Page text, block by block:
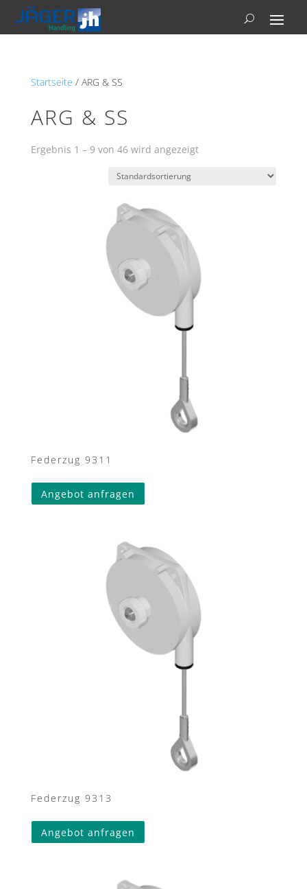
Startseite / ARG & SS
ARG & SS
Ergebnis 1 – 9 von 46 wird angezeigt
Federzug 9311
Angebot anfragen
Federzug 9313
Angebot anfragen